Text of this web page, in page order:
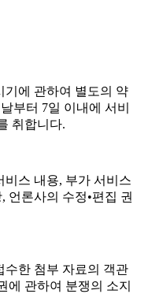
에 관하여 별도의 약
부터 7일 이내에 서비
취합니다.
스 내용, 부가 서비스
언론사의 수정•편집 권
수한 첨부 자료의 객관
에 관하여 분쟁의 소지